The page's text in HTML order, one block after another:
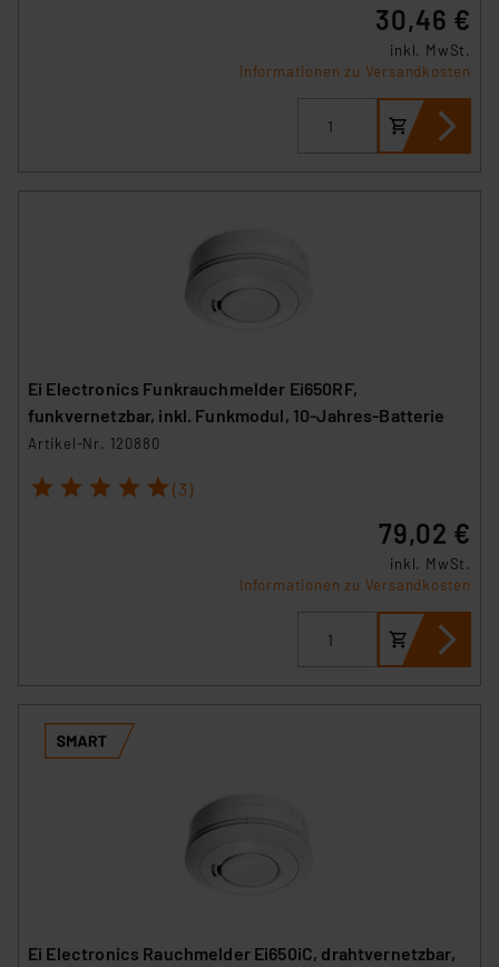
30,46 €
inkl. MwSt.
Informationen zu Versandkosten
Ei Electronics Funkrauchmelder Ei650RF,
funkvernetzbar, inkl. Funkmodul, 10-Jahres-Batterie
Artikel-Nr. 120880
1 2 3 4 5 (3)
79,02 €
inkl. MwSt.
Informationen zu Versandkosten
Ei Electronics Rauchmelder Ei650iC, drahtvernetzbar,